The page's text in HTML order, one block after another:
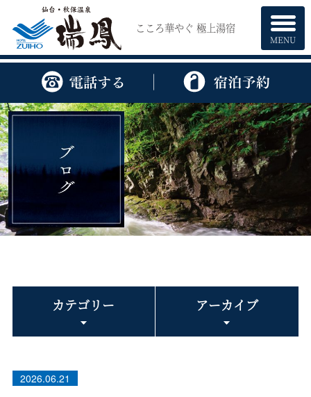
こころ華やぐ 極上湯宿
MENU
カテゴリー アーカイブ
2026.06.21